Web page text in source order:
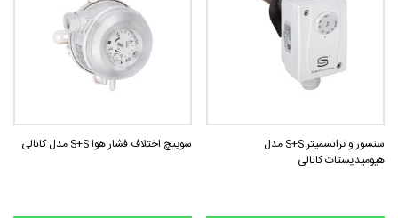
سنسور و ترانسمیتر S+S مدل
هیومیدیستات کانالی
سوییچ اختلاف فشار هوا S+S مدل کانالی